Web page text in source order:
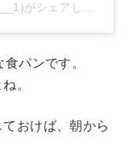
コストコ購入品紹介 by kyo(@costco__1)がシェアした投稿
パンです。
。
おけば、朝から